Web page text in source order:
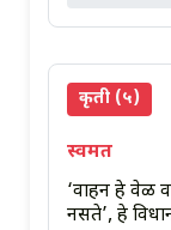
कृती (५)
स्वमत
‘वाहन हे वेळ
नसते’, हे